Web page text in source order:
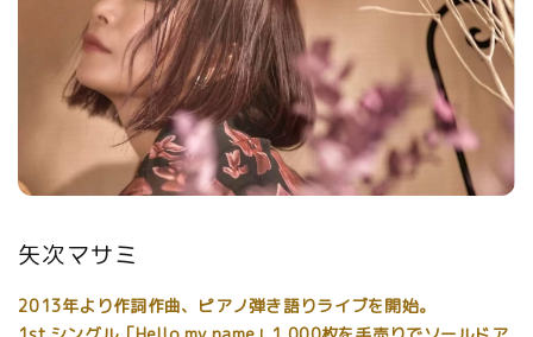
矢次マサミ
2013年より作詞作曲、ピアノ弾き語りライブを開始。